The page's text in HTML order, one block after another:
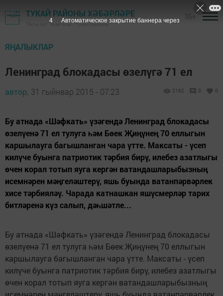
ТУКАЙ РАЙОНЫ ХӘБӘРЛӘРЕ
"Якты юл" газетасы - Тукай районы
ЯҢАЛЫКЛАР
Ленинград блокадасы өзелүгә 71 ел
автор, 31 гыйнвар 2015 - 07:23 2192 0 0
Бу атнада «Шәфкать» үзәгендә Ленинград блокадасы
өзелүенә 71 ел тулуга һәм Бөек Җиңүнең 70 еллыгын
каршылауга багышланган чара үтте. Максаты - үсеп
килүче буынга патриотик тәрбия бирү, илебез азатлыгы
өчен корал тотып яуга кергән ватандашларыбызның
исемнәрен мәңгеләштерү, яшь буында ватанпәрвәрлек
хисе тәрбияләү. Чарада катнашкан яшүсмерләр тарих
битләренә күз салып, дәһшәтле...
Бу атнада «Шәфкать» үзәгендә Ленинград блокадасы
өзелүенә 71 ел тулуга һәм Бөек Җиңүнең 70 еллыгын
каршылауга багышланган чара үтте. Максаты - үсеп
килүче буынга патриотик тәрбия бирү, илебез азатлыгы
өчен корал тотып яуга кергән ватандашларыбызның
3 Автоматическое закрытие баннера через